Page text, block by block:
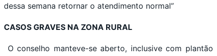
dessa semana retornar o atendimento normal”
CASOS GRAVES NA ZONA RURAL
O conselho manteve-se aberto, inclusive com plantão